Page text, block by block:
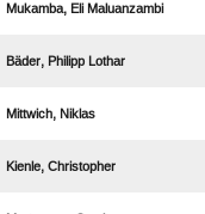
  
  
 
 